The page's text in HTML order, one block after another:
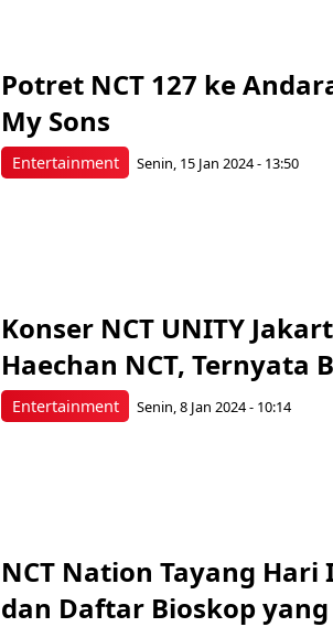
Entertainment
Potret NCT 127 ke
My Sons
Senin, 15 Jan 2024 - 13:50
Entertainment
Konser NCT UNITY
Haechan NCT, Ternyata
Senin, 8 Jan 2024 - 10:14
NCT Nation Tayang
dan Daftar Bioskop